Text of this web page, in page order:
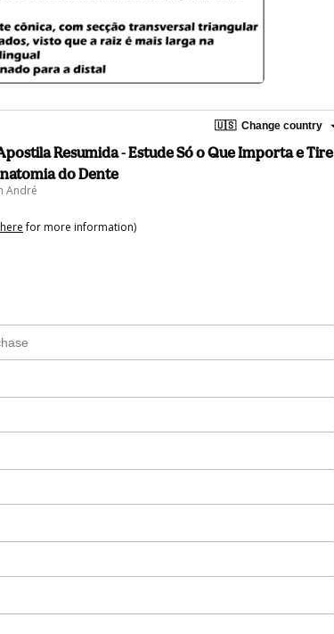
🇺🇸 Change country
Resumida - Estude Só o Que Importa e Tire
do Dente
André
for more information)